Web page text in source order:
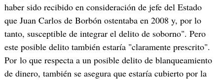
haber sido recibido en consideración de jefe del Estado
que Juan Carlos de Borbón ostentaba en 2008 y, por lo
tanto, susceptible de integrar el delito de soborno". Pero
este posible delito también estaría "claramente prescrito".
Por lo que respecta a un posible delito de blanqueamiento
de dinero, también se asegura que estaría cubierto por la